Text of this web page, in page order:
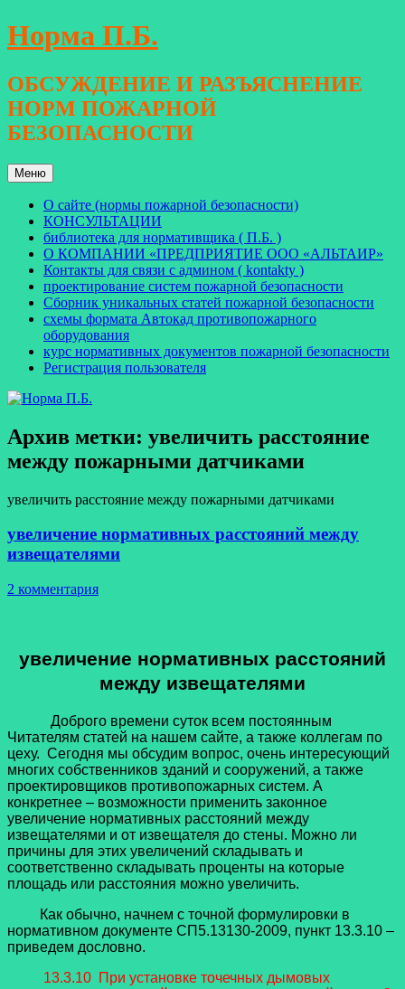
Перейти
к
Норма П.Б.
ОБСУЖДЕНИЕ И РАЗЪЯСНЕНИЕ
НОРМ ПОЖАРНОЙ
БЕЗОПАСНОСТИ
Меню
О сайте (нормы пожарной безопасности)
КОНСУЛЬТАЦИИ
библиотека для нормативщика ( П.Б. )
О КОМПАНИИ «ПРЕДПРИЯТИЕ ООО «АЛЬТАИР»
Контакты для связи с админом ( kontakty )
проектирование систем пожарной безопасности
Сборник уникальных статей пожарной безопасности
схемы формата Автокад противопожарного
оборудования
курс нормативных документов пожарной безопасности
Регистрация пользователя
Архив метки: увеличить расстояние
между пожарными датчиками
увеличить расстояние между пожарными датчиками
увеличение нормативных расстояний между
извещателями
2 комментария
увеличение нормативных расстояний
между извещателями
Доброго времени суток всем постоянным
Читателям статей на нашем сайте, а также коллегам по
цеху. Сегодня мы обсудим вопрос, очень интересующий
многих собственников зданий и сооружений, а также
проектировщиков противопожарных систем. А
конкретнее – возможности применить законное
увеличение нормативных расстояний между
извещателями и от извещателя до стены. Можно ли
причины для этих увеличений складывать и
соответственно складывать проценты на которые
площадь или расстояния можно увеличить.
Как обычно, начнем с точной формулировки в
нормативном документе СП5.13130-2009, пункт 13.3.10 –
приведем дословно.
13.3.10 При установке точечных дымовых